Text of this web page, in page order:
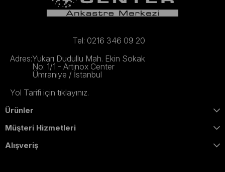
Tel: 0216 346 09 20
Adres:Yukarı Dudullu Mah. Ekin Sokak
No: 1/1 - Artinox Center
Ümraniye / İstanbul
Yol Tarifi için tıklayınız.
Ürünler
Müşteri Hizmetleri
Alışveriş